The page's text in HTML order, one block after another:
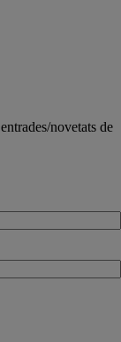
novetats de